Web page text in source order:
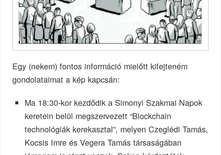
Egy (nekem) fontos információ mielőtt kifejteném
gondolataimat a kép kapcsán:
Ma 18:30-kor kezdődik a Simonyi Szakmai Napok
keretein belül megszervezett “Blockchain
technológiák kerekasztal”, melyen Czeglédi Tamás,
Kocsis Imre és Vegera Tamás társaságában